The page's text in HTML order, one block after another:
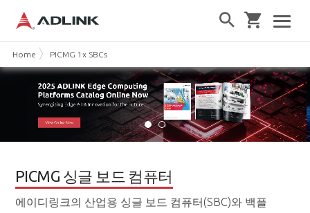
Home PICMG 1x SBCs
PICMG 싱글 보드 컴퓨터
에이디링크의 산업용 싱글 보드 컴퓨터(SBC)와 백플